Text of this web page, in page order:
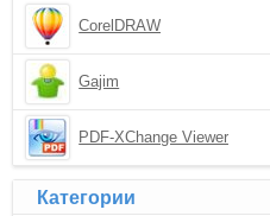
CorelDRAW
Gajim
PDF-XChange Viewer
Категории